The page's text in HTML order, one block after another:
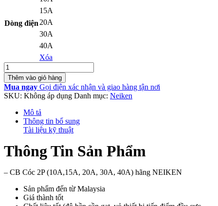
Dòng điện
15A
20A
30A
40A
Xóa
Số
lượng
Thêm vào giỏ hàng
Mua ngay Gọi điện xác nhận và giao hàng tận nơi
SKU: Không áp dụng Danh mục: Neiken
Mô tả
Thông tin bổ sung
Tài liệu kỹ thuật
Thông Tin Sản Phẩm
– CB Cóc 2P (10A,15A, 20A, 30A, 40A) hãng NEIKEN
Sản phẩm đến từ Malaysia
Giá thành tốt